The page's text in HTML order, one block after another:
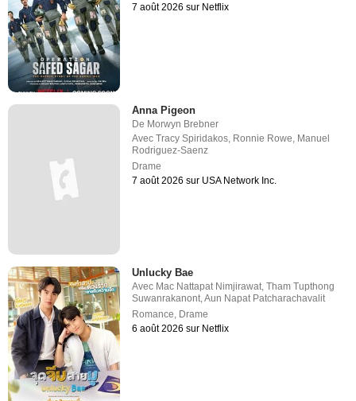
7 août 2026 sur Netflix
Anna Pigeon
De Morwyn Brebner
AvecTracy Spiridakos, Ronnie Rowe, Manuel
Rodriguez-Saenz
Drame
7 août 2026 sur USA Network Inc.
Unlucky Bae
Avec Mac Nattapat Nimjirawat ,Tham Tupthong
Suwanrakanont ,Aun Napat Patcharachavalit
Romance Drame
6 août 2026 sur Netflix